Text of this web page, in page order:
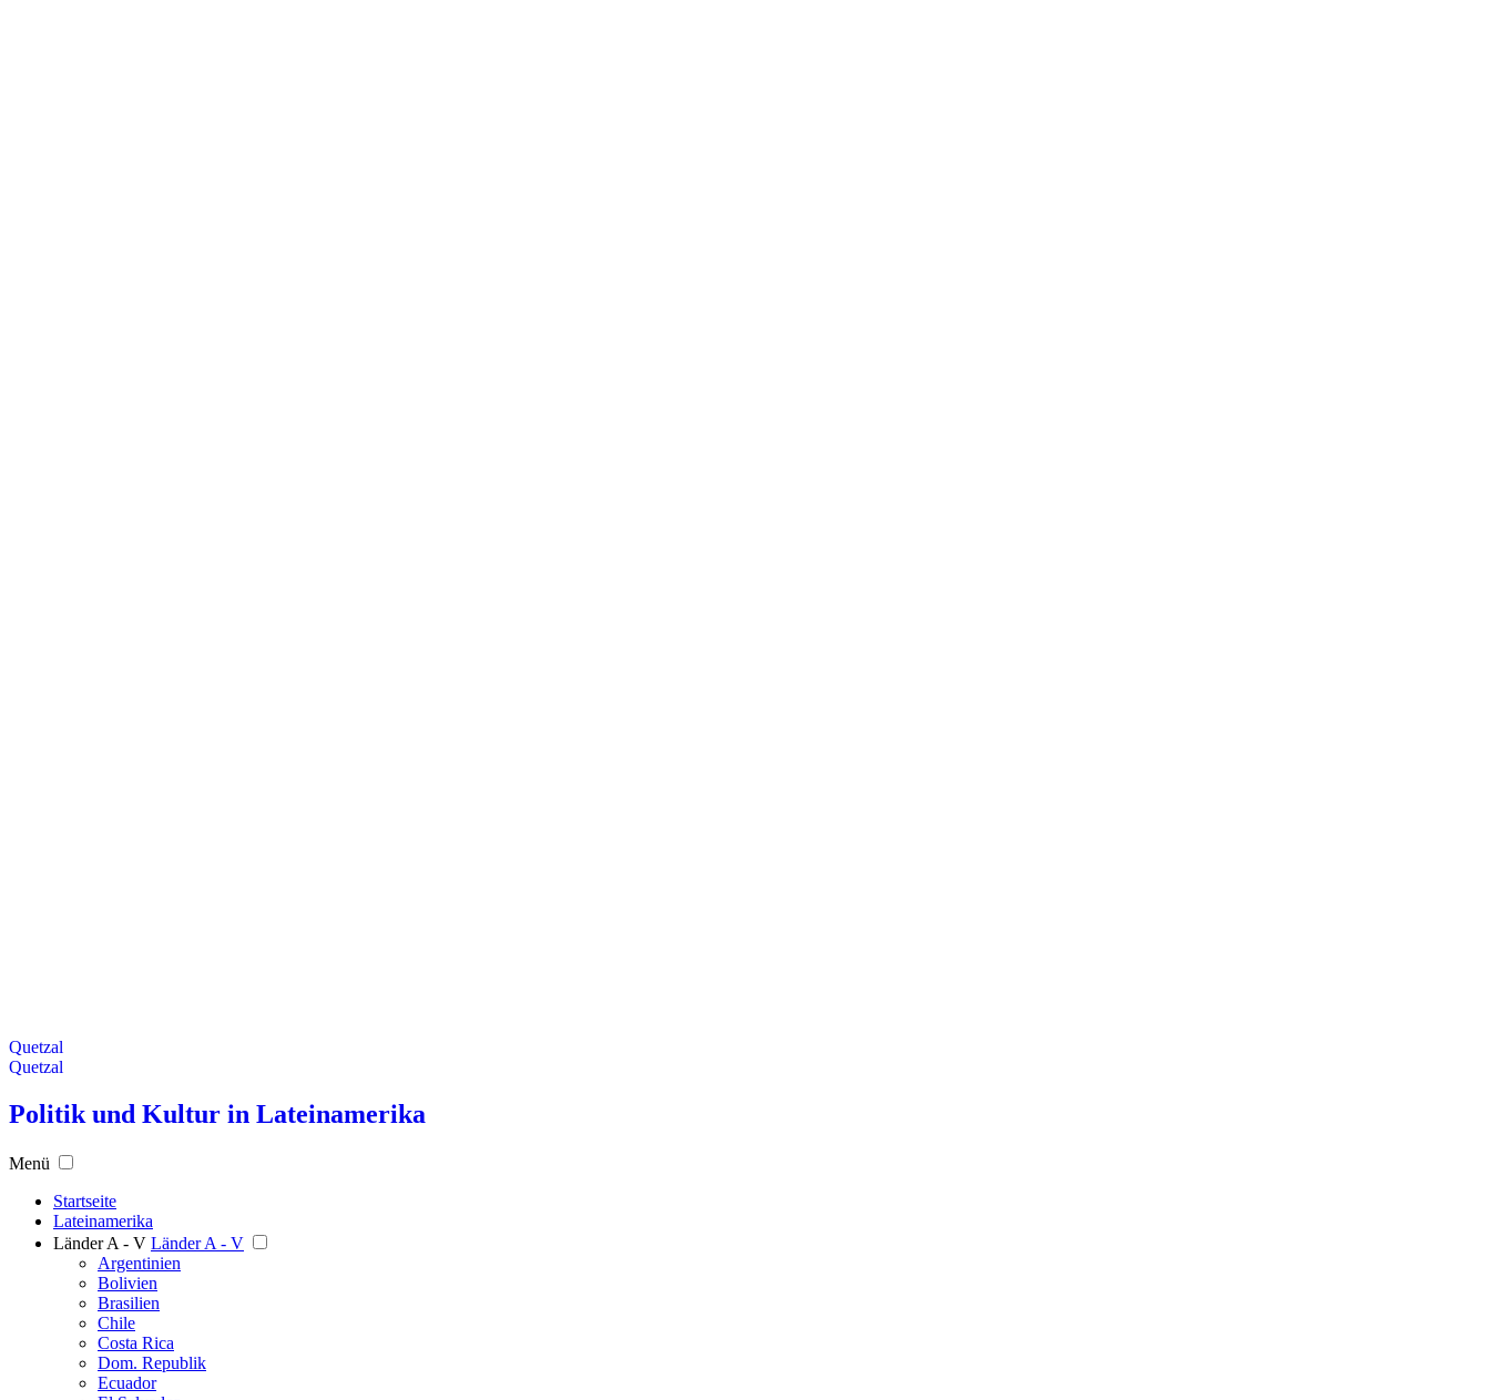
Quetzal
Quetzal
Politik und Kultur in Lateinamerika
Menü
Startseite
Lateinamerika
Länder A - V Länder A - V
Argentinien
Bolivien
Brasilien
Chile
Costa Rica
Dom. Republik
Ecuador